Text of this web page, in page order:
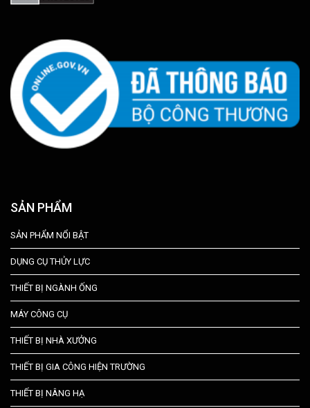
SẢN PHẨM
SẢN PHẨM NỔI BẬT
DỤNG CỤ THỦY LỰC
THIẾT BỊ NGÀNH ỐNG
MÁY CÔNG CỤ
THIẾT BỊ NHÀ XƯỞNG
THIẾT BỊ GIA CÔNG HIỆN TRƯỜNG
THIẾT BỊ NÂNG HẠ